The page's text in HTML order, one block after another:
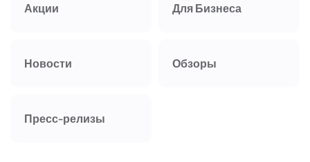
Акции Для Бизнеса
Новости Обзоры
Пресс-релизы